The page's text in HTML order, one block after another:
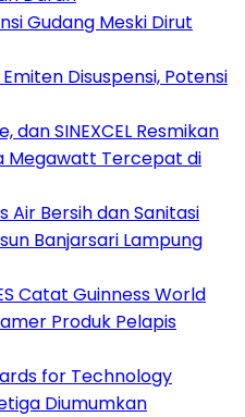
Gudang Meski Dirut
Disuspensi, Potensi
dan SINEXCEL Resmikan
Megawatt Tercepat di
Air Bersih dan Sanitasi
Banjarsari Lampung
Catat Guinness World
Produk Pelapis
for Technology
Diumumkan